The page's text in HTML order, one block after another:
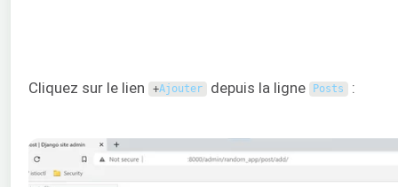
Cliquez sur le lien +Ajouter depuis la ligne Posts :